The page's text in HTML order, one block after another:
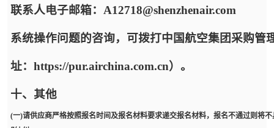
联系人电子邮箱：A12718@shenzhenair.com
系统操作问题的咨询，可拨打中国航空集团采购
址：https://pur.airchina.com.cn）。
十、其他
(一)请供应商严格按照报名时间及报名材料要求递交报名材料，报名不通过则将